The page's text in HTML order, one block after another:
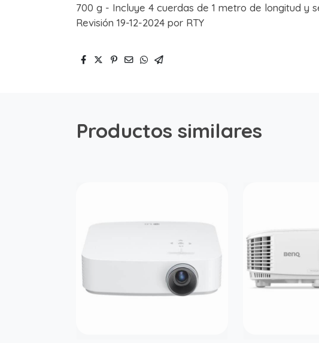
700 g - Incluye 4 cuerdas de 1 metro de longitud y
Revisión 19-12-2024 por RTY
Productos similares